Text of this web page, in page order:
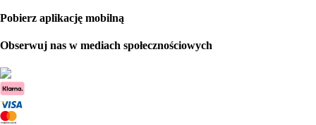
Pobierz aplikację mobilną
Obserwuj nas w mediach społecznościowych